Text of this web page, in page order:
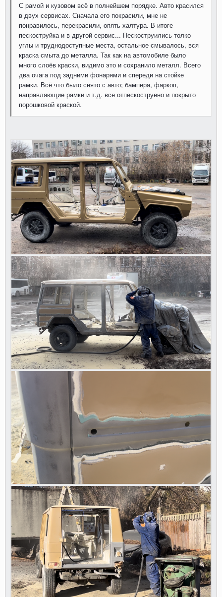
С рамой и кузовом всё в полнейшем порядке. Авто красился
в двух сервисах. Сначала его покрасили, мне не
понравилось, перекрасили, опять халтура. В итоге
пескоструйка и в другой сервис... Пескоструились толко
углы и труднодоступные места, остальное смывалось, вся
краска смыта до металла. Так как на автомобиле было
много слоёв краски, видимо это и сохранило металл. Всего
два очага под задними фонарями и спереди на стойке
рамки. Всё что было снято с авто; бампера, фаркоп,
направляющие рамки и т.д. все отпескоструено и покрыто
порошковой краской.